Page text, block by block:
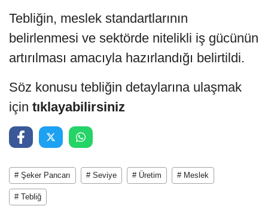
Tebliğin, meslek standartlarının
belirlenmesi ve sektörde nitelikli iş gücünün
artırılması amacıyla hazırlandığı belirtildi.
Söz konusu tebliğin detaylarına ulaşmak
için tıklayabilirsiniz
# Şeker Pancarı # Seviye # Üretim # Meslek
# Tebliğ